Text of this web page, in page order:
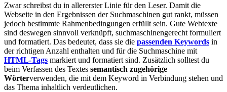
Zwar schreibst du in allererster Linie für den Leser. Damit die
Webseite in den Ergebnissen der Suchmaschinen gut rankt, müssen
jedoch bestimmte Rahmenbedingungen erfüllt sein. Gute Webtexte
sind deswegen sinnvoll verknüpft, suchmaschinengerecht formuliert
und formatiert. Das bedeutet, dass sie die passenden Keywords in
der richtigen Anzahl enthalten und für die Suchmaschine mit
HTML-Tags markiert und formatiert sind. Zusätzlich solltest du
beim Verfassen des Textes semantisch zugehörige
Wörterverwenden, die mit dem Keyword in Verbindung stehen und
das Thema inhaltlich verdeutlichen.